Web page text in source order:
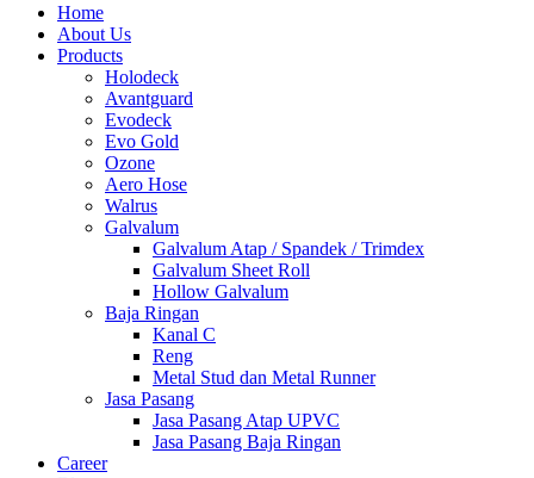
Home
About Us
Products
Holodeck
Avantguard
Evodeck
Evo Gold
Ozone
Aero Hose
Walrus
Galvalum
Galvalum Atap / Spandek / Trimdex
Galvalum Sheet Roll
Hollow Galvalum
Baja Ringan
Kanal C
Reng
Metal Stud dan Metal Runner
Jasa Pasang
Jasa Pasang Atap UPVC
Jasa Pasang Baja Ringan
Career